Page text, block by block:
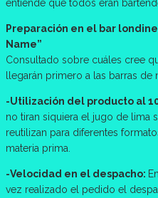
entiende que todos eran
Preparación en el bar
Name”
Consultado sobre cuáles cree
llegarán primero a las barras de
-Utilización del producto al
no tiran siquiera el jugo de lima
reutilizan para diferentes
materia prima.
-Velocidad en el despacho:
vez realizado el pedido el